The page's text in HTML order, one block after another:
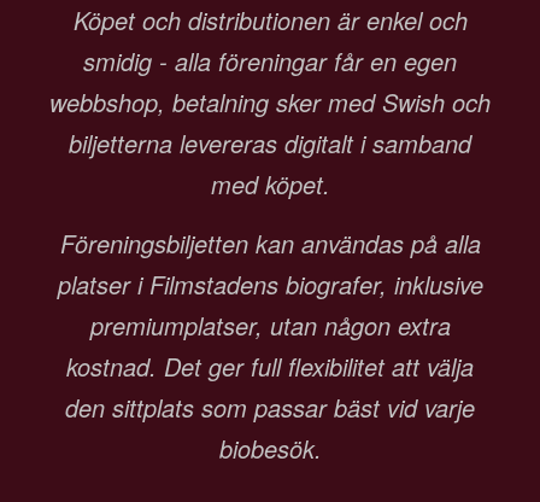
Köpet och distributionen är enkel och
smidig - alla föreningar får en egen
webbshop, betalning sker med Swish och
biljetterna levereras digitalt i samband
med köpet.
Föreningsbiljetten kan användas på alla
platser i Filmstadens biografer, inklusive
premiumplatser, utan någon extra
kostnad. Det ger full flexibilitet att välja
den sittplats som passar bäst vid varje
biobesök.